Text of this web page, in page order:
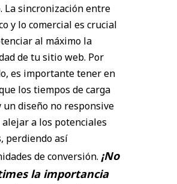
La sincronización entre
y lo comercial es crucial
al máximo la
de tu sitio web. Por
es importante tener en
los tiempos de carga
un diseño no responsive
alejar a los potenciales
perdiendo así
de conversión. ¡No
la importancia